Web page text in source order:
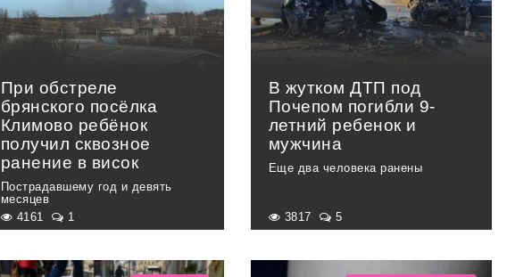
При обстреле
брянского посёлка
Климово ребёнок
получил сквозное
ранение в висок
Пострадавшему год и девять
месяцев
4161 1
В жутком ДТП под
Почепом погибли 9-
летний ребенок и
мужчина
Еще два человека ранены
3817 5